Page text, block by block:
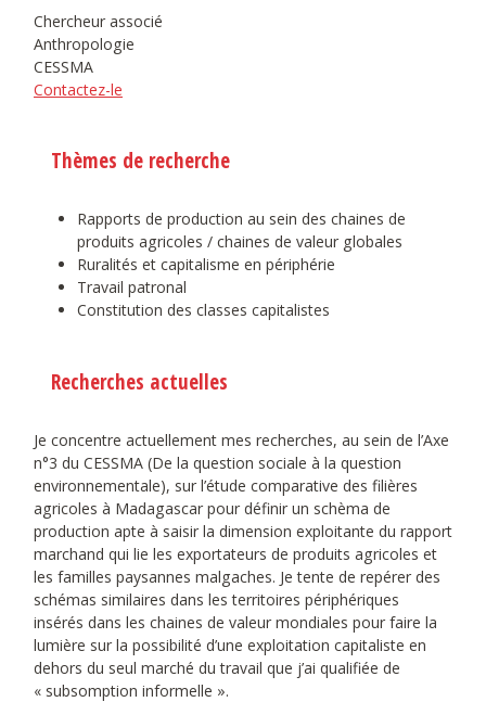
Chercheur associé
Anthropologie
CESSMA
Contactez-le
Thèmes de recherche
Rapports de production au sein des chaines de
produits agricoles / chaines de valeur globales
Ruralités et capitalisme en périphérie
Travail patronal
Constitution des classes capitalistes
Recherches actuelles
Je concentre actuellement mes recherches, au sein de l’Axe
n°3 du CESSMA (De la question sociale à la question
environnementale), sur l’étude comparative des filières
agricoles à Madagascar pour définir un schèma de
production apte à saisir la dimension exploitante du rapport
marchand qui lie les exportateurs de produits agricoles et
les familles paysannes malgaches. Je tente de repérer des
schémas similaires dans les territoires périphériques
insérés dans les chaines de valeur mondiales pour faire la
lumière sur la possibilité d’une exploitation capitaliste en
dehors du seul marché du travail que j’ai qualifiée de
« subsomption informelle ».